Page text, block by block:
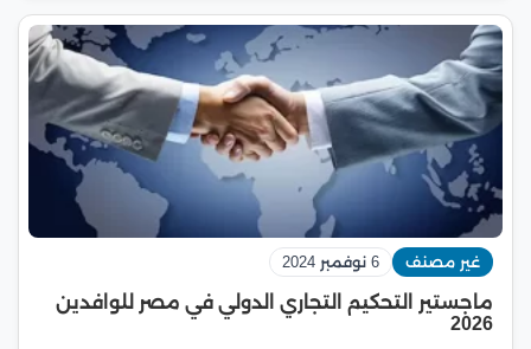
غير مصنف 6 نوفمبر 2024
ماجستير التحكيم التجاري الدولي في مصر للوافدين
2026